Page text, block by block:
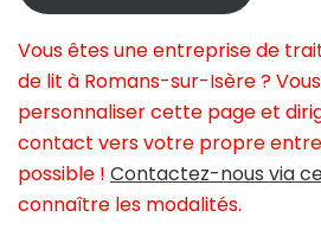
Vous êtes une entreprise de
de lit à Romans-sur-Isère ?
personnaliser cette page et
contact vers votre propre
possible ! Contactez-nous via
connaître les modalités.